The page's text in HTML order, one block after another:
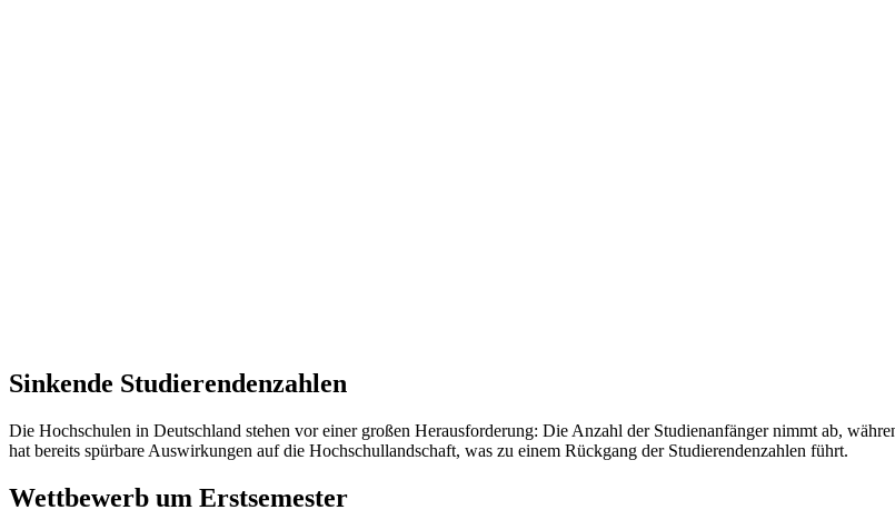
Sinkende Studierendenzahlen
Die Hochschulen in Deutschland stehen vor einer großen Herausforderung: Die Anzahl der Studienanfänger nimmt ab,
hat bereits spürbare Auswirkungen auf die Hochschullandschaft, was zu einem Rückgang der Studierendenzahlen führt.
Wettbewerb um Erstsemester